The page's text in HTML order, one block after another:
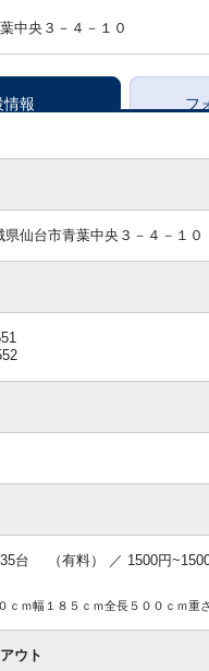
中央３－４－１０
情報
フ
県仙台市青葉中央３－４－１０
台 （有料） ／ 1500円~1500
ｃｍ幅１８５ｃｍ全長５００ｃｍ重
ウト